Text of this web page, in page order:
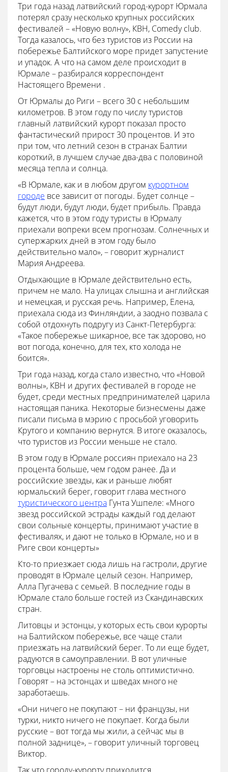
Три года назад латвийский город-курорт Юрмала
потерял сразу несколько крупных российских
фестивалей – «Новую волну», КВН, Comedy club.
Тогда казалось, что без туристов из России на
побережье Балтийского море придет запустение
и упадок. А что на самом деле происходит в
Юрмале – разбирался корреспондент
Настоящего Времени .
От Юрмалы до Риги – всего 30 с небольшим
километров. В этом году по числу туристов
главный латвийский курорт показал просто
фантастический прирост 30 процентов. И это
при том, что летний сезон в странах Балтии
короткий, в лучшем случае два-два с половиной
месяца тепла и солнца.
«В Юрмале, как и в любом другом курортном
городе все зависит от погоды. Будет солнце –
будут люди, будут люди, будет прибыль. Правда
кажется, что в этом году туристы в Юрмалу
приехали вопреки всем прогнозам. Солнечных и
супержарких дней в этом году было
действительно мало», – говорит журналист
Мария Андреева.
Отдыхающие в Юрмале действительно есть,
причем не мало. На улицах слышна и английская
и немецкая, и русская речь. Например, Елена,
приехала сюда из Финляндии, а заодно позвала с
собой отдохнуть подругу из Санкт-Петербурга:
«Такое побережье шикарное, все так здорово, но
вот погода, конечно, для тех, кто холода не
боится».
Три года назад, когда стало известно, что «Новой
волны», КВН и других фестивалей в городе не
будет, среди местных предпринимателей царила
настоящая паника. Некоторые бизнесмены даже
писали письма в мэрию с просьбой уговорить
Крутого и компанию вернутся. В итоге оказалось,
что туристов из России меньше не стало.
В этом году в Юрмале россиян приехало на 23
процента больше, чем годом ранее. Да и
российские звезды, как и раньше любят
юрмальский берег, говорит глава местного
туристического центра Гунта Ушпеле: «Много
звезд российской эстрады каждый год делают
свои сольные концерты, принимают участие в
фестивалях, и дают не только в Юрмале, но и в
Риге свои концерты»
Кто-то приезжает сюда лишь на гастроли, другие
проводят в Юрмале целый сезон. Например,
Алла Пугачева с семьей. В последние годы в
Юрмале стало больше гостей из Скандинавских
стран.
Литовцы и эстонцы, у которых есть свои курорты
на Балтийском побережье, все чаще стали
приезжать на латвийский берег. То ли еще будет,
радуются в самоуправлении. В вот уличные
торговцы настроены не столь оптимистично.
Говорят – на эстонцах и шведах много не
заработаешь.
«Они ничего не покупают – ни французы, ни
турки, никто ничего не покупает. Когда были
русские – вот тогда мы жили, а сейчас мы в
полной заднице», – говорит уличный торговец
Виктор.